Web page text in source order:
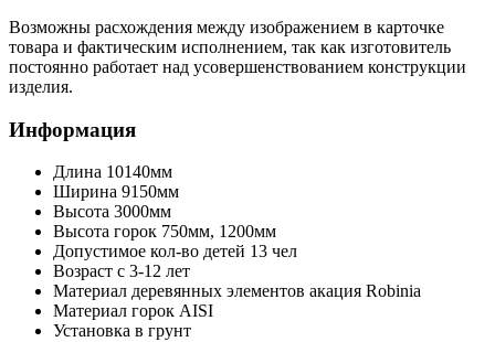
Возможны расхождения между изображением в карточке
товара и фактическим исполнением, так как изготовитель
постоянно работает над усовершенствованием конструкции
изделия.
Информация
Длина 10140мм
Ширина 9150мм
Высота 3000мм
Высота горок 750мм, 1200мм
Допустимое кол-во детей 13 чел
Возраст с 3-12 лет
Материал деревянных элементов акация Robinia
Материал горок AISI
Установка в грунт